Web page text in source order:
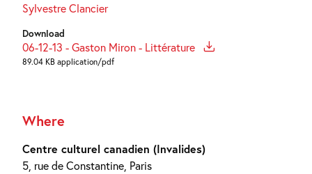
Sylvestre Clancier
Download
06-12-13 - Gaston Miron - Littérature
89.04 KB application/pdf
Where
Centre culturel canadien (Invalides)
5, rue de Constantine, Paris